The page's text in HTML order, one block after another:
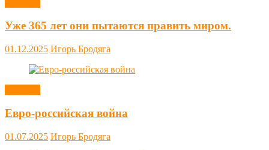
Уже 365 лет они пытаются править миром.
01.12.2025 Игорь Бродяга
Евро-российская война
01.07.2025 Игорь Бродяга